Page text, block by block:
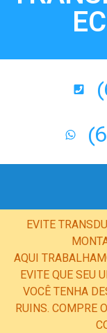
EVITE
AQUI
EVITE QUE SEU
VOCÊ TENHA
RUINS. COMPRE